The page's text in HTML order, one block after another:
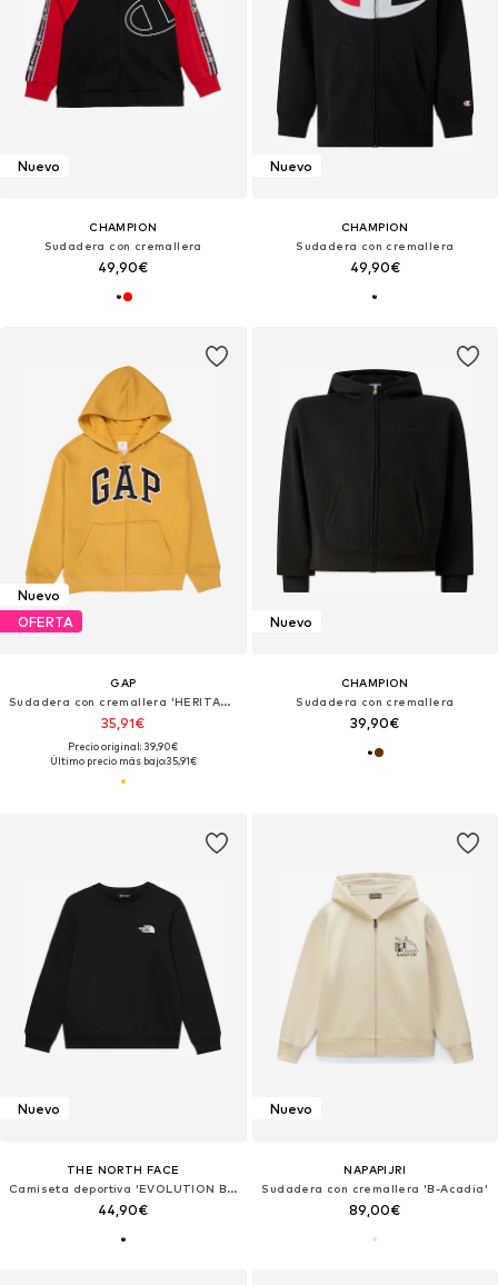
Nuevo
CHAMPION
Sudadera con cremallera
49,90€
Nuevo
CHAMPION
Sudadera con cremallera
49,90€
Nuevo
OFERTA
GAP
Sudadera con cremallera 'HERITAGE'
35,91€
Precio original: 39,90€
Último precio más bajo:35,91€
Nuevo
CHAMPION
Sudadera con cremallera
39,90€
Nuevo
THE NORTH FACE
Camiseta deportiva 'EVOLUTION BOX'
44,90€
Nuevo
NAPAPIJRI
Sudadera con cremallera 'B-Acadia'
89,00€